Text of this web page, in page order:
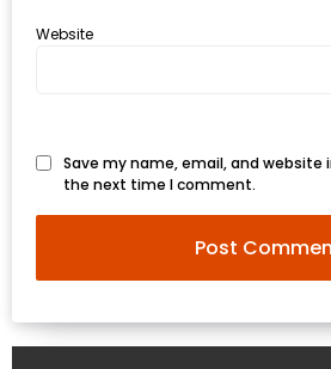
สมา
ร์ท
โฟน
เอาใจ
ขา
Website
Save my name, email, and website
the next time I comment.